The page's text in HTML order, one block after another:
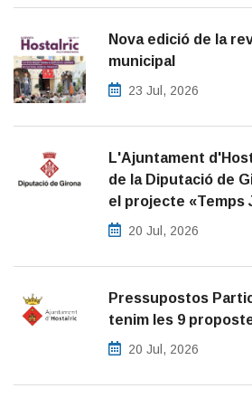
Nova edició de la
municipal
23 Jul, 2026
L'Ajuntament
de la Diputació de
el projecte «Temps
20 Jul, 2026
Pressupostos
tenim les 9
20 Jul, 2026